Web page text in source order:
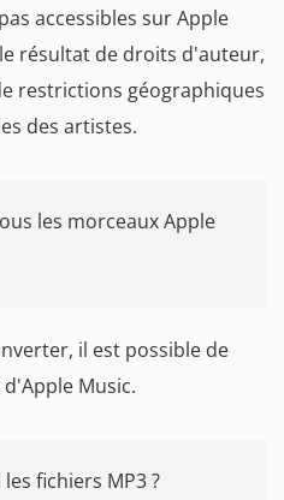
accessibles sur Apple
résultat de droits d'auteur,
restrictions géographiques
des artistes.
les morceaux Apple
il est possible de
Music.
fichiers MP3 ?